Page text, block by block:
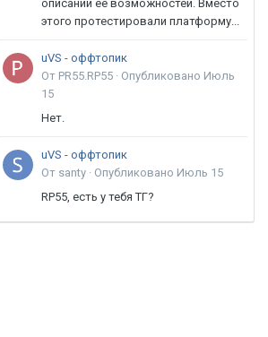
описании её возможностей. Вместо
этого протестировали платформу...
uVS - оффтопик
От PR55.RP55 · Опубликовано Июль
15
Нет.
uVS - оффтопик
От santy · Опубликовано Июль 15
RP55, есть у тебя ТГ?